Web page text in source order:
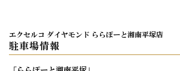
エクセルコ ダイヤモンド ららぽーと湘南平塚店
駐車場情報